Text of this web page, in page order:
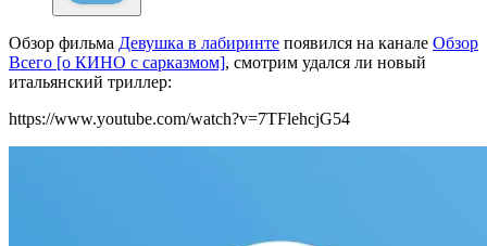
Обзор фильма Девушка в лабиринте появился на канале Обзор
Всего [о КИНО с сарказмом], смотрим удался ли новый
итальянский триллер:
https://www.youtube.com/watch?v=7TFlehcjG54